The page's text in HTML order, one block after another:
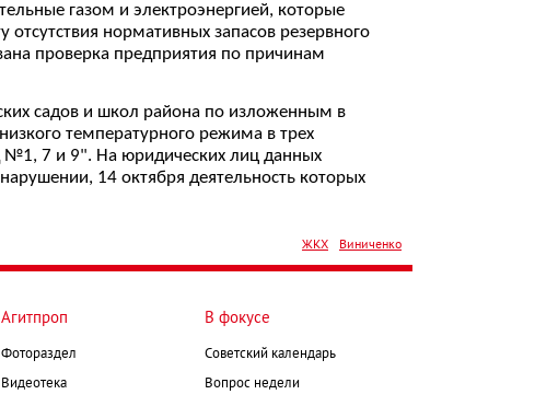
газом и электроэнергией, которые
нормативных запасов резервного
проверка предприятия по причинам
садов и школ района по изложенным в
температурного режима в трех
№1, 7 и 9". На юридических лиц данных
14 октября деятельность которых
Виниченко
ЖКХ
Агитпроп
Фотораздел
Видеотека
В фокусе
Советский календарь
Вопрос недели